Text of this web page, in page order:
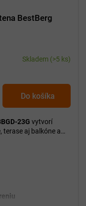
BestBerg
Skladem (>5 ks)
Do košíka
23G vytvorí
terase aj balkóne a